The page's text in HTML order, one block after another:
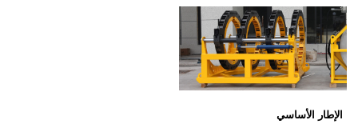
الإطار الأساسي